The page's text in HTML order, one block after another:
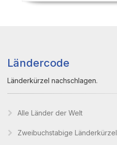
Ländercode
Länderkürzel nachschlagen.
Alle Länder der Welt
Zweibuchstabige Länderkürzel